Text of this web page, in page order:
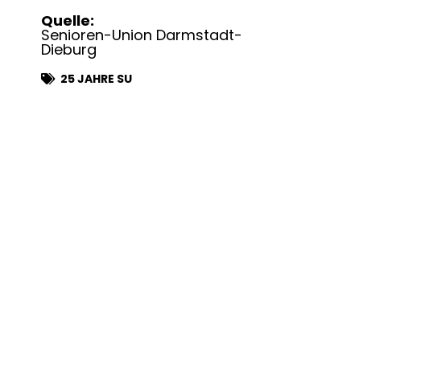
Quelle:
Senioren-Union Darmstadt-
Dieburg
25 JAHRE SU